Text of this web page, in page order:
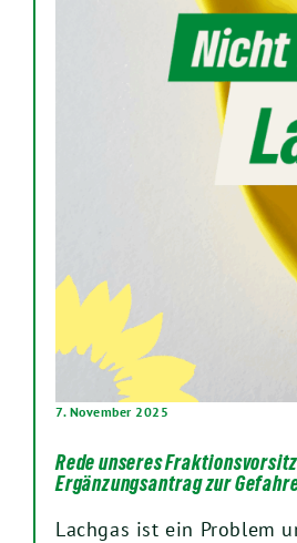
7. November 2025
Rede unseres
Ergänzungsantrag zur
Lachgas ist ein Problem